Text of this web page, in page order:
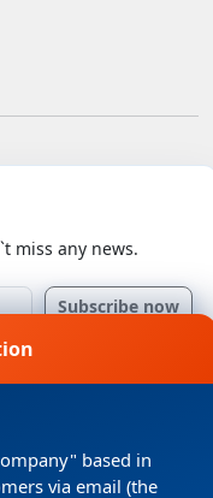
miss any news.
for a specific
protection
based in
via email (the